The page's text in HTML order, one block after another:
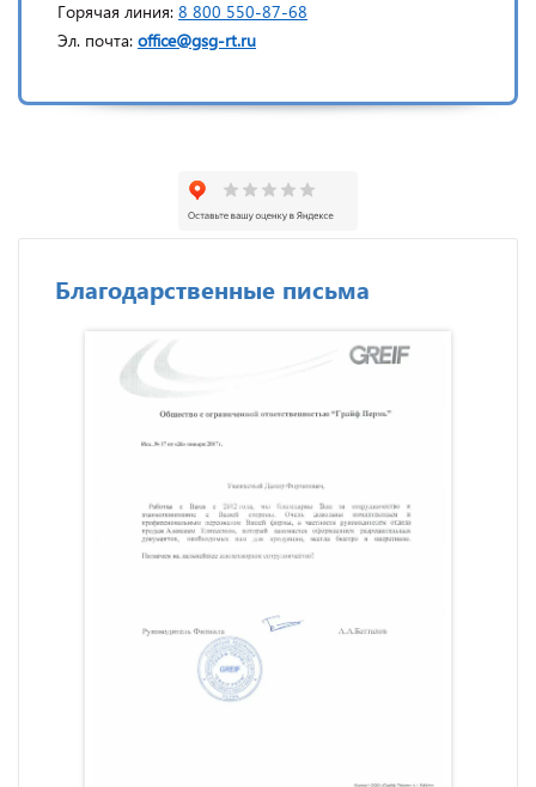
Горячая линия: 8 800 550-87-68
Эл. почта: office@gsg-rt.ru
Благодарственные письма